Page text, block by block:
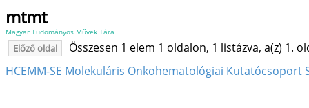
mtmt
Magyar Tudományos Művek Tára
Előző oldal
Összesen 1 elem 1 oldalon, 1 listázva, a(z) 1.
HCEMM-SE Molekuláris Onkohematológiai Kutatócsoport